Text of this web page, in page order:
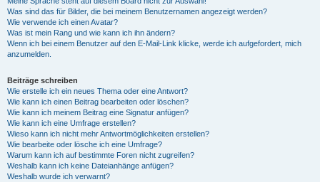
Was sind das für Bilder, die bei meinem Benutzernamen angezeigt werden?
Wie verwende ich einen Avatar?
Was ist mein Rang und wie kann ich ihn ändern?
Wenn ich bei einem Benutzer auf den E-Mail-Link klicke, werde ich aufgefordert, mich
anzumelden.
Beiträge schreiben
Wie erstelle ich ein neues Thema oder eine Antwort?
Wie kann ich einen Beitrag bearbeiten oder löschen?
Wie kann ich meinem Beitrag eine Signatur anfügen?
Wie kann ich eine Umfrage erstellen?
Wieso kann ich nicht mehr Antwortmöglichkeiten erstellen?
Wie bearbeite oder lösche ich eine Umfrage?
Warum kann ich auf bestimmte Foren nicht zugreifen?
Weshalb kann ich keine Dateianhänge anfügen?
Weshalb wurde ich verwarnt?